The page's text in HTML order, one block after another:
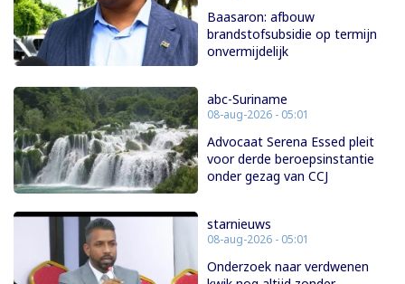
Baasaron: afbouw
brandstofsubsidie op termijn
onvermijdelijk
abc-Suriname
08-aug-2026 - 05:01
Advocaat Serena Essed pleit
voor derde beroepsinstantie
onder gezag van CCJ
starnieuws
08-aug-2026 - 05:01
Onderzoek naar verdwenen